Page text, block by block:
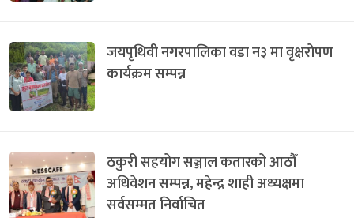
जयपृथिवी नगरपालिका वडा न३ मा वृक्षरोपण
कार्यक्रम सम्पन्न
ठकुरी सहयोग सञ्जाल कतारको आठौँ
अधिवेशन सम्पन्न, महेन्द्र शाही अध्यक्षमा
सर्वसम्मत निर्वाचित